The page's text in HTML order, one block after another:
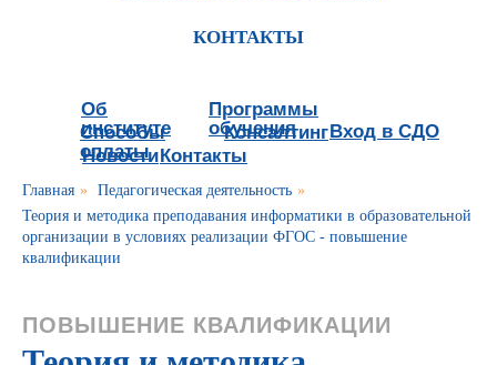
КОНТАКТЫ
Об
институте
Программы
обучения
Способы
оплаты
Консалтинг
Новости
Вход в СДО
Контакты
Главная » Педагогическая деятельность »
Теория и методика преподавания информатики в образовательной
организации в условиях реализации ФГОС - повышение
квалификации
ПОВЫШЕНИЕ КВАЛИФИКАЦИИ